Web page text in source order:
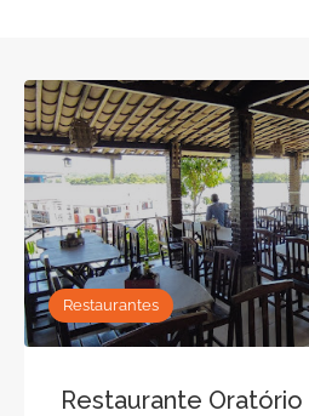
Restaurantes
Restaurante Oratório